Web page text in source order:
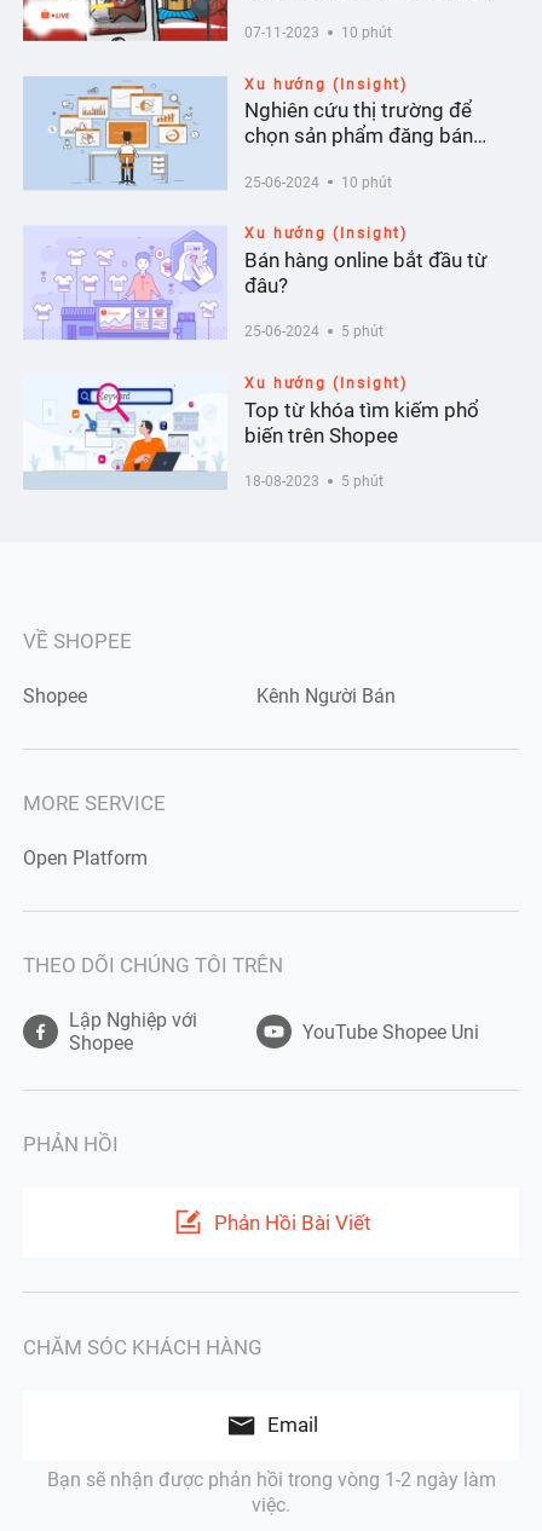
07-11-2023 10 phút
Xu hướng (Insight)
Nghiên cứu thị trường để
chọn sản phẩm đăng bán
25-06-2024 10 phút
Xu hướng (Insight)
Bán hàng online bắt đầu từ
đâu?
25-06-2024 5 phút
Xu hướng (Insight)
Top từ khóa tìm kiếm phổ
biến trên Shopee
18-08-2023 5 phút
VỀ SHOPEE
Shopee Kênh Người Bán
MORE SERVICE
Open Platform
THEO DÕI CHÚNG TÔI TRÊN
Lập Nghiệp với
Shopee
YouTube Shopee Uni
PHẢN HỒI
Phản Hồi Bài Viết
CHĂM SÓC KHÁCH HÀNG
Email
Bạn sẽ nhận được phản hồi trong vòng 1-2 ngày làm
việc.